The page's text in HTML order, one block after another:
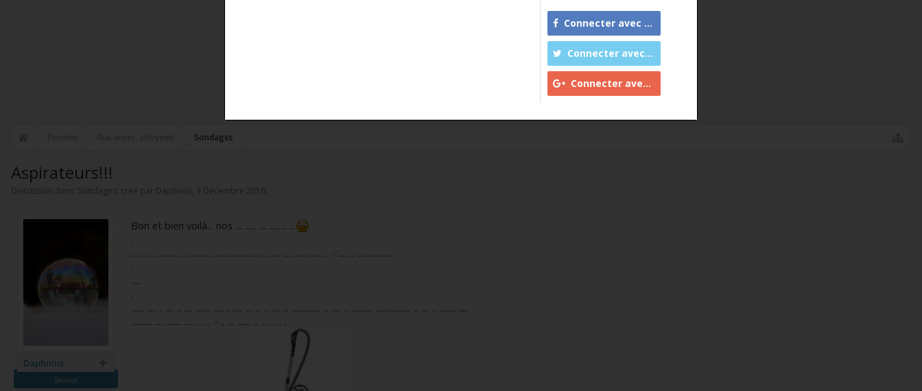
Sondages
Aspirateurs!!!
Discussion dans 'Sondages ' créé par Daphniiis , 3 Décembre 2016
Daphniiis
Senior
Bon et bien voilà... nos .... ..... .... ........ ...
.
... .... .. .......... ... .......... ...... ......... ...... .. .... ..... ...... .........
... .... .... ...........
.
.....
.
...... ..... .. .... .. .... ........ ........ ..... ... ... .. .... ... .............. ... ..... .. ........... ................. .. .... .. ........ .....
.......... .... ........ ............. .. .... ...... ... ... . ... .
Connecter avec Facebook
Connecter avec Twitter
Connecter avec Google